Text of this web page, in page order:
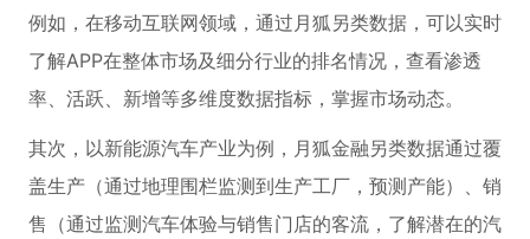
例如，在移动互联网领域，通过月狐另类数据，可以实时
了解APP在整体市场及细分行业的排名情况，查看渗透
率、活跃、新增等多维度数据指标，掌握市场动态。
其次，以新能源汽车产业为例，月狐金融另类数据通过覆
盖生产（通过地理围栏监测到生产工厂，预测产能）、销
售（通过监测汽车体验与销售门店的客流，了解潜在的汽